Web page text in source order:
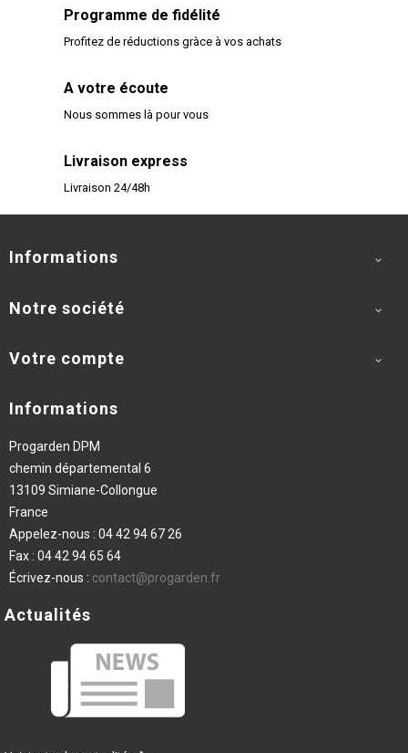
Programme de fidélité
Profitez de réductions gràce à vos achats
A votre écoute
Nous sommes là pour vous
Livraison express
Livraison 24/48h
Informations 
Notre société 
Votre compte 
Informations
Progarden DPM
chemin départemental 6
13109 Simiane-Collongue
France
Appelez-nous : 04 42 94 67 26
Fax : 04 42 94 65 64
Écrivez-nous : contact@progarden.fr
Actualités